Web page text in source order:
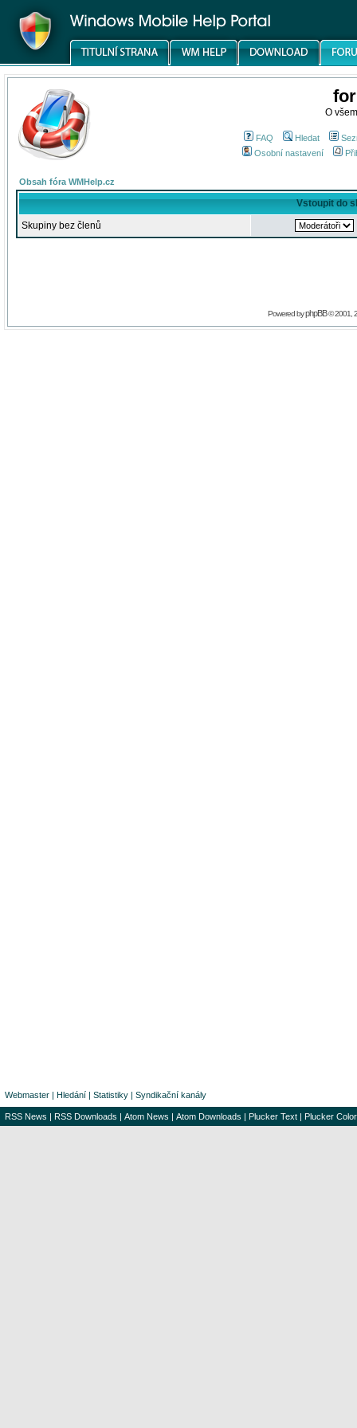
O
FAQ Hledat
Osobní nastavení
Obsah fóra WMHelp.cz
Vstoupit do
Skupiny bez členů
Powered byphpBB© 2001,
Webmaster | Hledání | Statistiky | Syndikační kanály
RSS News | RSS Downloads | Atom News | Atom Downloads | Plucker Text | Plucker Color